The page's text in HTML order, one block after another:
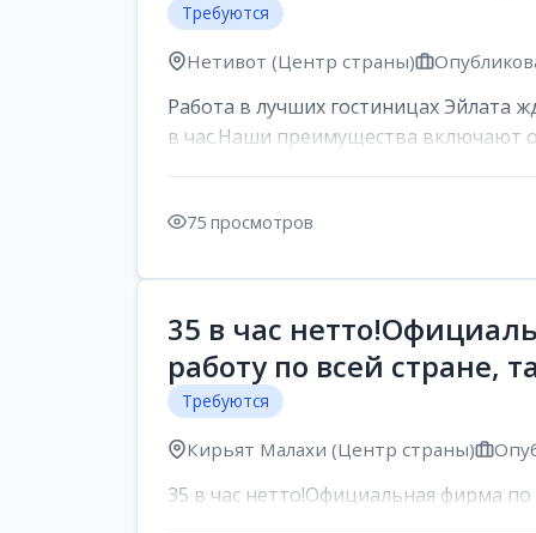
Требуются
Нетивот (Центр страны)
Работа в лучших гостиницах Эйлата
в час.Наши преимущества включают
75 просмотров
35 в час
работу по всей стране,
Требуются
Кирьят Малахи (Центр страны)
35 в час нетто!Официальная фирма